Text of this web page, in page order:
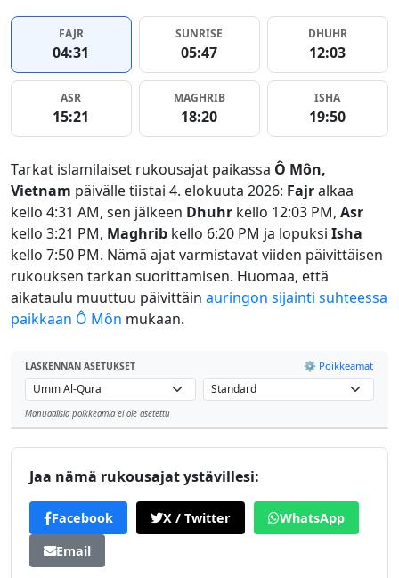
FAJR
04:31
SUNRISE
05:47
DHUHR
12:03
ASR
15:21
MAGHRIB
18:20
ISHA
19:50
Tarkat islamilaiset rukousajat paikassa Ô Môn,
Vietnam päivälle tiistai 4. elokuuta 2026: Fajralkaa
kello 4:31 AM, sen jälkeen Dhuhr kello 12:03 PM, Asr
kello 3:21 PM, Maghrib kello 6:20 PM ja lopuksi Isha
kello 7:50 PM. Nämä ajat varmistavat viiden päivittäisen
rukouksen tarkan suorittamisen. Huomaa, että
aikataulu muuttuu päivittäin auringon sijainti suhteessa
paikkaan Ô Môn mukaan.
LASKENNAN ASETUKSET ⚙️ Poikkeamat
Manuaalisia poikkeamia ei ole asetettu
Jaa nämä rukousajat ystävillesi:
Facebook X / Twitter
WhatsApp
Email